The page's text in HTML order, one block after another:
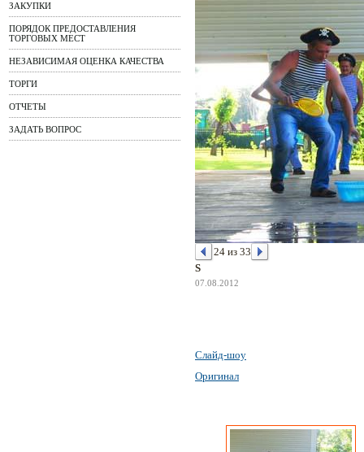
ЗАКУПКИ
ПОРЯДОК ПРЕДОСТАВЛЕНИЯ
ТОРГОВЫХ МЕСТ
НЕЗАВИСИМАЯ ОЦЕНКА КАЧЕСТВА
ТОРГИ
ОТЧЕТЫ
ЗАДАТЬ ВОПРОС
24 из 33
S
07.08.2012
Слайд-шоу
Оригинал